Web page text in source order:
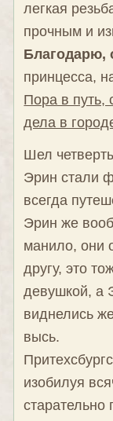
легкая
прочным и
Благодарю,
принцесса,
Пора в путь,
дела в
Шел
Эрин стали
всегда
Эрин же
манило, они
другу, это
девушкой, а
виднелись
высь.
изобилуя
старательно